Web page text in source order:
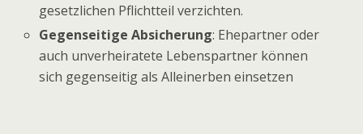
gesetzlichen Pflichtteil verzichten.
Gegenseitige Absicherung: Ehepartner oder
auch unverheiratete Lebenspartner können
sich gegenseitig als Alleinerben einsetzen